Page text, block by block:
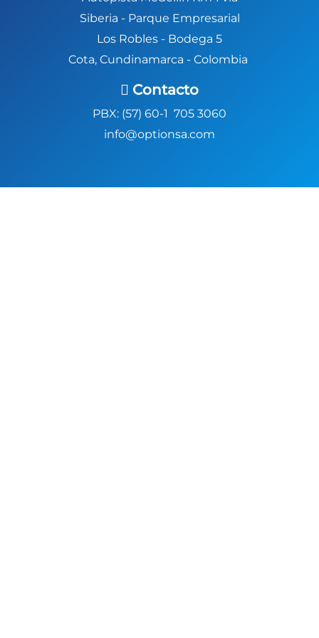
Siberia - Parque Empresarial
Los Robles - Bodega 5
Cota, Cundinamarca - Colombia
Contacto
PBX: (57) 60-1 705 3060
info@optionsa.com